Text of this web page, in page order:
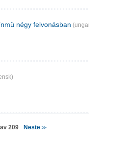
négy felvonásban (ungarsk)
209 Neste >>